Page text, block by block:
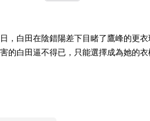
白田在陰錯陽差下目睹了鷹峰的更
的白田逼不得已，只能選擇成為她的